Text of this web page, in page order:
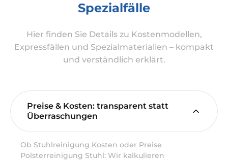
Spezialfälle
Hier finden Sie Details zu Kostenmodellen,
Expressfällen und Spezialmaterialien – kompakt
und verständlich erklärt.
Preise & Kosten: transparent statt
Überraschungen
Ob Stuhlreinigung Kosten oder Preise
Polsterreinigung Stuhl: Wir kalkulieren